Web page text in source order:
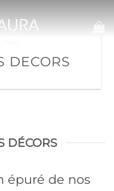
DECORS
DÉCORS
épuré de nos